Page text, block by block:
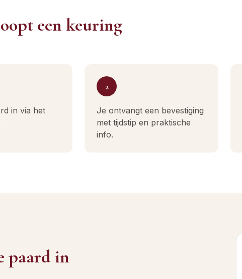
een keuring
in via het
2
Je ontvangt een bevestiging
met tijdstip en praktische
info.
paard in